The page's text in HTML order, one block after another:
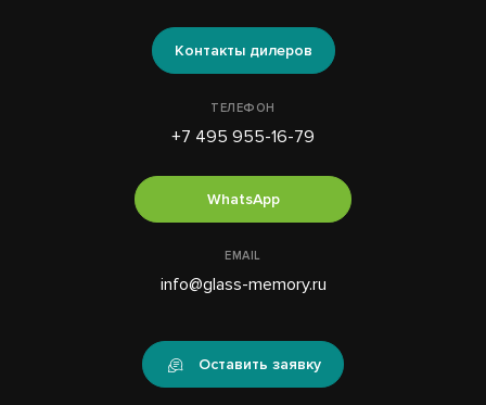
Контакты дилеров
ТЕЛЕФОН
+7 495 955-16-79
WhatsApp
EMAIL
info@glass-memory.ru
Оставить заявку